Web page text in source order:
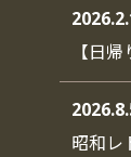
【日
昭和レ